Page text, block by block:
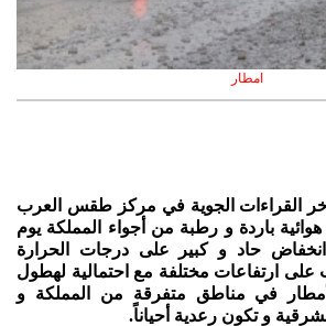
امطار
أخر القراءات الجوية في مركز طقس العرب
باردة و رطبة من أجواء المملكة يوم
انخفاض حاد و كبير على درجات الحرارة
ارتفاعات مختلفة مع احتمالية لهطول
في مناطق متفرقة من المملكة و
و تكون رعدية أحياناً.